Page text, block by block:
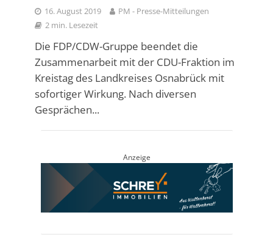
16. August 2019
PM - Presse-Mitteilungen
2 min. Lesezeit
Die FDP/CDW-Gruppe beendet die
Zusammenarbeit mit der CDU-Fraktion im
Kreistag des Landkreises Osnabrück mit
sofortiger Wirkung. Nach diversen
Gesprächen...
Anzeige